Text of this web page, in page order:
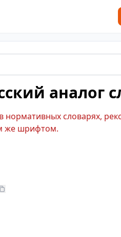
аналог
нормативных словарях,
же шрифтом.